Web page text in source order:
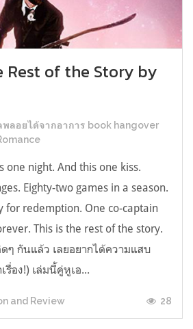
Rest of the Story by
พลอยได้จากอาการ book hangover
one night. And this one kiss.
Eighty-two games in a season.
for redemption. One co-captain
This is the rest of the story.
กันแล้ว เลยอยากได้ความแสบ
รื่อง!) เล่มนี้คู่หูเอ...
and Review 28